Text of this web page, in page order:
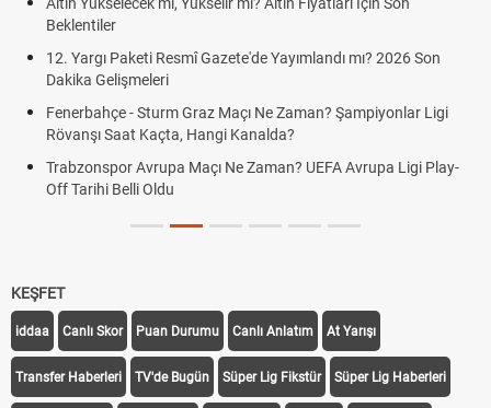
Beklentiler
12. Yargı Paketi Resmî Gazete'de Yayımlandı mı? 2026 Son
Dakika Gelişmeleri
Fenerbahçe - Sturm Graz Maçı Ne Zaman? Şampiyonlar Ligi
Rövanşı Saat Kaçta, Hangi Kanalda?
Trabzonspor Avrupa Maçı Ne Zaman? UEFA Avrupa Ligi Play-
Off Tarihi Belli Oldu
KEŞFET
iddaa Canlı Skor Puan Durumu Canlı Anlatım At Yarışı
Transfer Haberleri TV'de Bugün Süper Lig Fikstür Süper Lig Haberleri